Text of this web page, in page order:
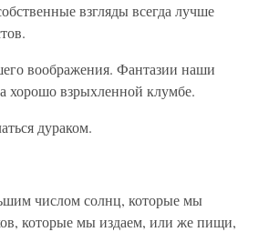
взгляды всегда лучше
воображения. Фантазии наши
хорошо взрыхленной клумбе.
дураком.
числом солнц, которые мы
которые мы издаем, или же пищи,